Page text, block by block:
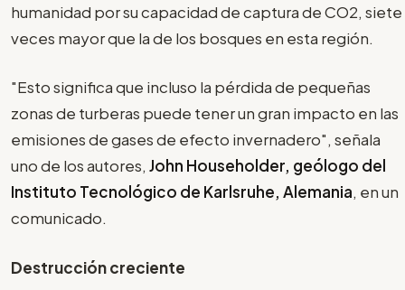
humanidad por su capacidad de captura de CO2, siete
veces mayor que la de los bosques en esta región.
"Esto significa que incluso la pérdida de pequeñas
zonas de turberas puede tener un gran impacto en las
emisiones de gases de efecto invernadero", señala
uno de los autores, John Householder, geólogo del
Instituto Tecnológico de Karlsruhe, Alemania, en un
comunicado.
Destrucción creciente